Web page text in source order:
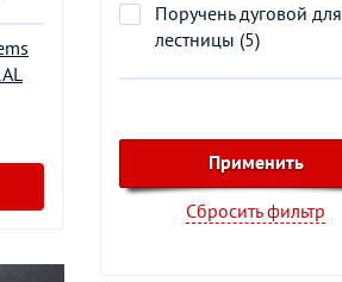
Поручень дуговой для
лестницы (5)
Сбросить фильтр